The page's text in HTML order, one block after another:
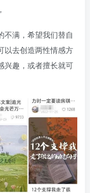
不满，希望我们替自
以去创造两性情感方
兴趣，或者擅长就可